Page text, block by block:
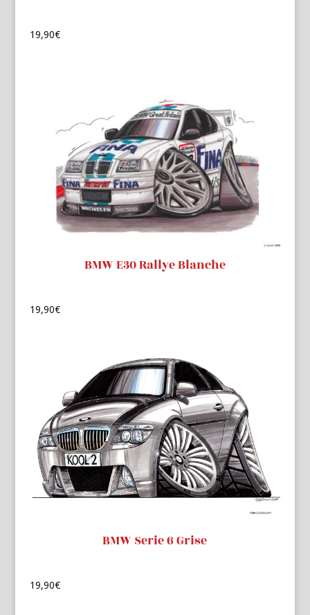
19,90€
BMW E30 Rallye Blanche
19,90€
BMW Serie 6 Grise
19,90€